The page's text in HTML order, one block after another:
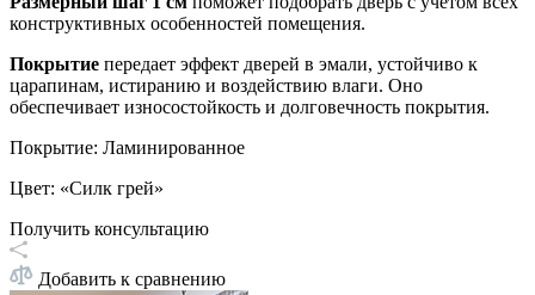
конструктивных особенностей помещения.
Покрытие передает эффект дверей в эмали, устойчиво к
царапинам, истиранию и воздействию влаги. Оно
обеспечивает износостойкость и долговечность покрытия.
Покрытие: Ламинированное
Цвет: «Силк грей»
Получить консультацию
Добавить к сравнению